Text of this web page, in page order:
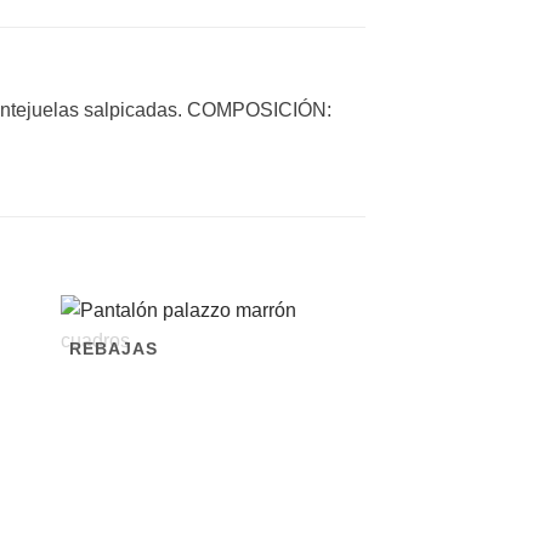
salpicadas. COMPOSICIÓN:
REBAJAS